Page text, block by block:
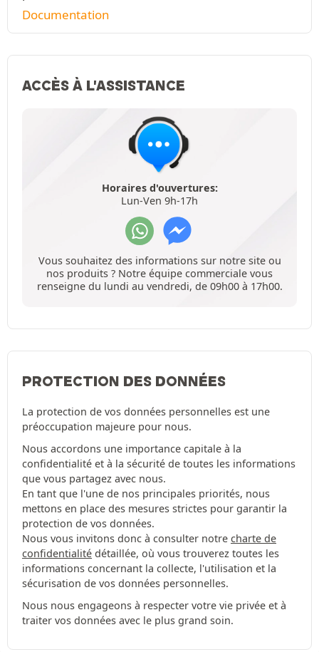
Documentation
ACCÈS À L'ASSISTANCE
Horaires d'ouvertures:
Lun-Ven 9h-17h
Vous souhaitez des informations sur notre site ou
nos produits ? Notre équipe commerciale vous
renseigne du lundi au vendredi, de 09h00 à 17h00.
PROTECTION DES DONNÉES
La protection de vos données personnelles est une
préoccupation majeure pour nous.
Nous accordons une importance capitale à la
confidentialité et à la sécurité de toutes les informations
que vous partagez avec nous.
En tant que l'une de nos principales priorités, nous
mettons en place des mesures strictes pour garantir la
protection de vos données.
Nous vous invitons donc à consulter notre charte de
confidentialité détaillée, où vous trouverez toutes les
informations concernant la collecte, l'utilisation et la
sécurisation de vos données personnelles.
Nous nous engageons à respecter votre vie privée et à
traiter vos données avec le plus grand soin.